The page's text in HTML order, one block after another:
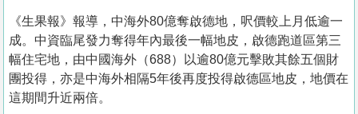
們
《生果報》報導，中海外80億奪啟德地，呎價較上月低逾一
成。中資臨尾發力奪得年內最後一幅地皮，啟德跑道區第三
幅住宅地，由中國海外（688）以逾80億元擊敗其餘五個財
團投得，亦是中海外相隔5年後再度投得啟德區地皮，地價在
這期間升近兩倍。